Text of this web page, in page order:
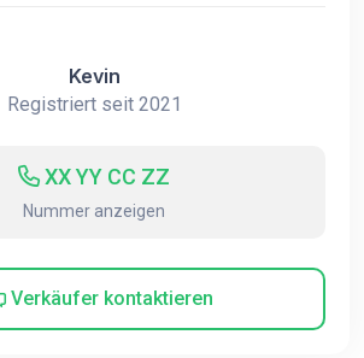
Kevin
Registriert seit 2021
XX YY CC ZZ
Nummer anzeigen
Verkäufer kontaktieren